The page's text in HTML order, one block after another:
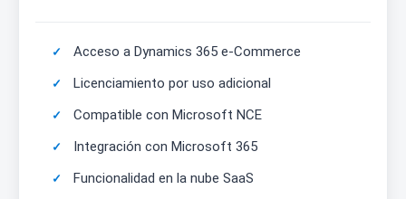
Acceso a Dynamics 365 e-Commerce
Licenciamiento por uso adicional
Compatible con Microsoft NCE
Integración con Microsoft 365
Funcionalidad en la nube SaaS